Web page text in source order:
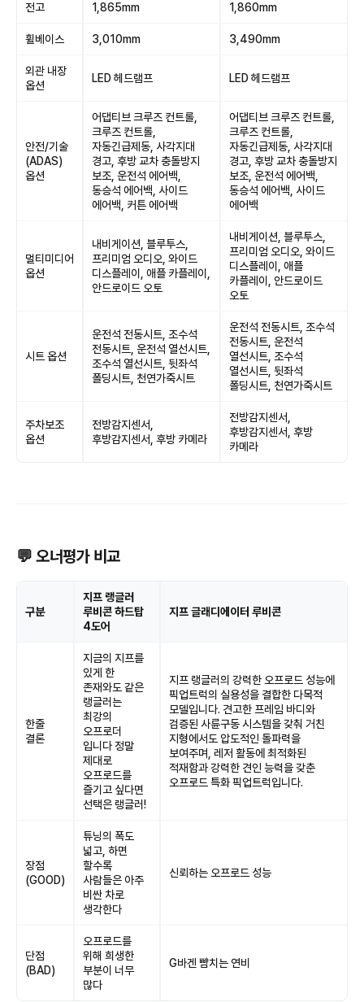
전고 1,865mm 1,860mm
휠베이스 3,010mm 3,490mm
외관 내장
옵션
LED 헤드램프 LED 헤드램프
안전/기술
(ADAS)
옵션
어댑티브 크루즈 컨트롤,
크루즈 컨트롤,
자동긴급제동, 사각지대
경고, 후방 교차 충돌방지
보조, 운전석 에어백,
동승석 에어백, 사이드
에어백, 커튼 에어백
어댑티브 크루즈 컨트롤,
크루즈 컨트롤,
자동긴급제동, 사각지대
경고, 후방 교차 충돌방지
보조, 운전석 에어백,
동승석 에어백, 사이드
에어백
멀티미디어
옵션
내비게이션, 블루투스,
프리미엄 오디오, 와이드
디스플레이, 애플 카플레이,
안드로이드 오토
내비게이션, 블루투스,
프리미엄 오디오, 와이드
디스플레이, 애플
카플레이, 안드로이드
오토
시트 옵션
운전석 전동시트, 조수석
전동시트, 운전석 열선시트,
조수석 열선시트, 뒷좌석
폴딩시트, 천연가죽시트
운전석 전동시트, 조수석
전동시트, 운전석
열선시트, 조수석
열선시트, 뒷좌석
폴딩시트, 천연가죽시트
주차보조
옵션
전방감지센서,
후방감지센서, 후방 카메라
전방감지센서,
후방감지센서, 후방
카메라
💬 오너평가 비교
구분
지프 랭글러
루비콘 하드탑
4도어
지프 글래디에이터 루비콘
한줄
결론
지금의 지프를
있게 한
존재와도 같은
랭글러는
최강의
오프로더
입니다 정말
제대로
오프로드를
즐기고 싶다면
선택은 랭글러!
지프 랭글러의 강력한 오프로드 성능에
픽업트럭의 실용성을 결합한 다목적
모델입니다. 견고한 프레임 바디와
검증된 사륜구동 시스템을 갖춰 거친
지형에서도 압도적인 돌파력을
보여주며, 레저 활동에 최적화된
적재함과 강력한 견인 능력을 갖춘
오프로드 특화 픽업트럭입니다.
장점
(GOOD)
튜닝의 폭도
넓고, 하면
할수록
사람들은 아주
비싼 차로
생각한다
신뢰하는 오프로드 성능
단점
(BAD)
오프로드를
위해 희생한
부분이 너무
많다
G바겐 뺨치는 연비